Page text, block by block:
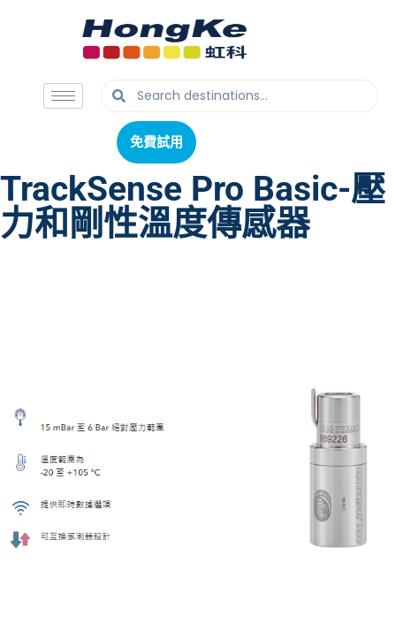
免費試用
免費試用
TrackSense Pro Basic-壓
力和剛性溫度傳感器